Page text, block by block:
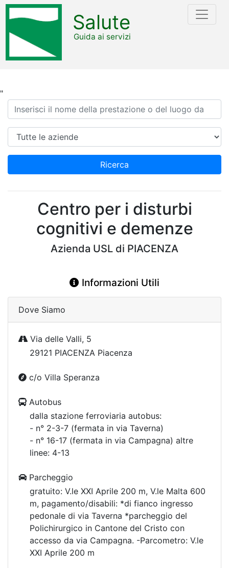
"
Salute
Guida ai servizi
Ricerca
Azienda
Ricerca
Centro per i disturbi
cognitivi e demenze
Azienda USL di PIACENZA
Informazioni Utili
Dove Siamo
Via delle Valli, 5
29121 PIACENZA Piacenza
c/o Villa Speranza
Autobus
dalla stazione ferroviaria autobus:
- n° 2-3-7 (fermata in via Taverna)
- n° 16-17 (fermata in via Campagna) altre
linee: 4-13
Parcheggio
gratuito: V.le XXI Aprile 200 m, V.le Malta 600
m, pagamento/disabili: *di fianco ingresso
pedonale di via Taverna *parcheggio del
Polichirurgico in Cantone del Cristo con
accesso da via Campagna. -Parcometro: V.le
XXI Aprile 200 m